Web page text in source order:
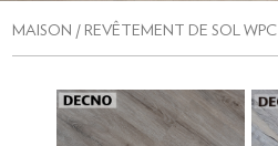
MAISON / REVÊTEMENT DE SOL WPC